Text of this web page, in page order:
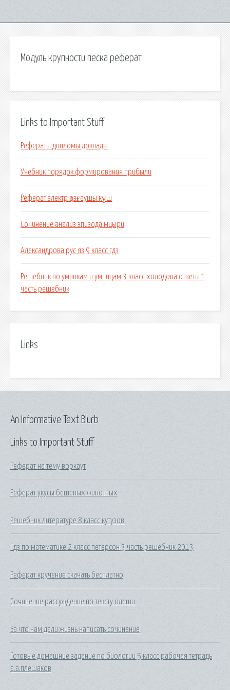
Модуль крупности песка реферат
Links to Important Stuff
Рефераты дипломы доклады
Учебник порядок формирования прибыли
Реферат:электр қозғаушы күш
Сочинение анализ эпизода мцыри
Александрова рус яз 9 класс гдз
Решебник по умникам и умницам 3 класс холодова ответы 1
часть решебник
Links
Links to Important Stuff
Реферат на тему воркаут
Реферат укусы бешеных животных
Решебник литературе 8 класс кутузов
Гдз по математике 2 класс петерсон 3 часть решебник 2013
Реферат кручение скачать бесплатно
Сочинение рассуждение по тексту олеши
За что нам дали жизнь написать сочинение
Готовые домашние задание по биологии 5 класс рабочая тетрадь
а.а.плешаков
An Informative Text Blurb